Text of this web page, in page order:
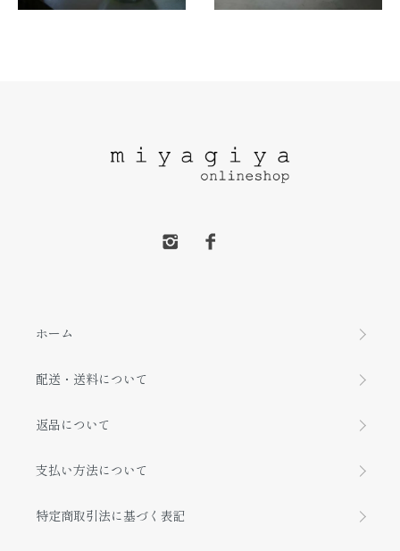
ホーム
配送・送料について
返品について
支払い方法について
特定商取引法に基づく表記